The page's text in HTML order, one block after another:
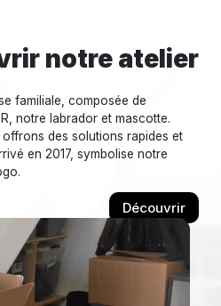
notre atelier
familiale, composée de
notre labrador et mascotte.
des solutions rapides et
en 2017, symbolise notre
Découvrir